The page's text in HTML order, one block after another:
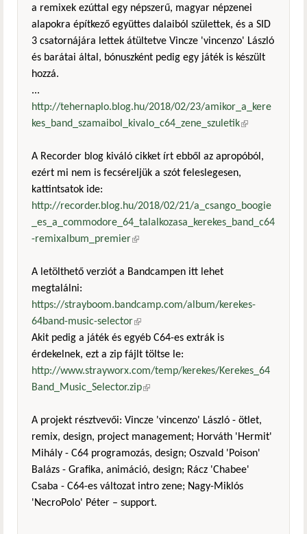
a remixek ezúttal egy népszerű, magyar népzenei
alapokra építkező együttes dalaiból születtek, és a SID
3 csatornájára lettek átültetve Vincze 'vincenzo' László
és barátai által, bónuszként pedig egy játék is készült
hozzá.
...
http://tehernaplo.blog.hu/2018/02/23/amikor_a_kere
kes_band_szamaibol_kivalo_c64_zene_szuletik(külső
A Recorder blog kiváló cikket írt ebből az apropóból,
ezért mi nem is fecséreljük a szót feleslegesen,
kattintsatok ide:
http://recorder.blog.hu/2018/02/21/a_csango_boogie
_es_a_commodore_64_talalkozasa_kerekes_band_c64
-remixalbum_premier(külső hivatkozás)
A letölthető verziót a Bandcampen itt lehet
megtalálni:
https://strayboom.bandcamp.com/album/kerekes-
64band-music-selector(külső hivatkozás)
Akit pedig a játék és egyéb C64-es extrák is
érdekelnek, ezt a zip fájlt töltse le:
http://www.strayworx.com/temp/kerekes/Kerekes_64
Band_Music_Selector.zip(külső hivatkozás)
A projekt résztvevői: Vincze 'vincenzo' László - ötlet,
remix, design, project management; Horváth 'Hermit'
Mihály - C64 programozás, design; Oszvald 'Poison'
Balázs - Grafika, animáció, design; Rácz 'Chabee'
Csaba - C64-es változat intro zene; Nagy-Miklós
'NecroPolo' Péter – support.